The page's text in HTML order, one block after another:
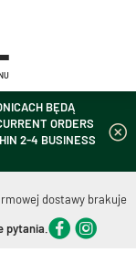
BĘDĄ
ORDERS
2-4 BUSINESS
dostawy brakuje
pytania.